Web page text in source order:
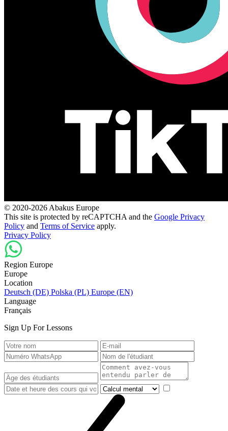
© 2020-2026 Abakus Europe
This site is protected by reCAPTCHA and the Google Privacy
Policy and Terms of Service apply.
Privacy Policy
Region Europe
Europe
Location
Deutsch (DE) Polska (PL) Europe (EN)
Language
Français
Sign Up For Lessons